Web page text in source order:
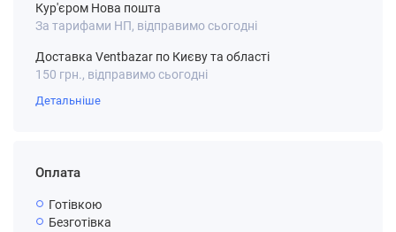
Кур'єром Нова пошта
За тарифами НП, відправимо сьогодні
Доставка Ventbazar по Києву та області
150 грн., відправимо сьогодні
Детальніше
Оплата
Готівкою
Безготівка